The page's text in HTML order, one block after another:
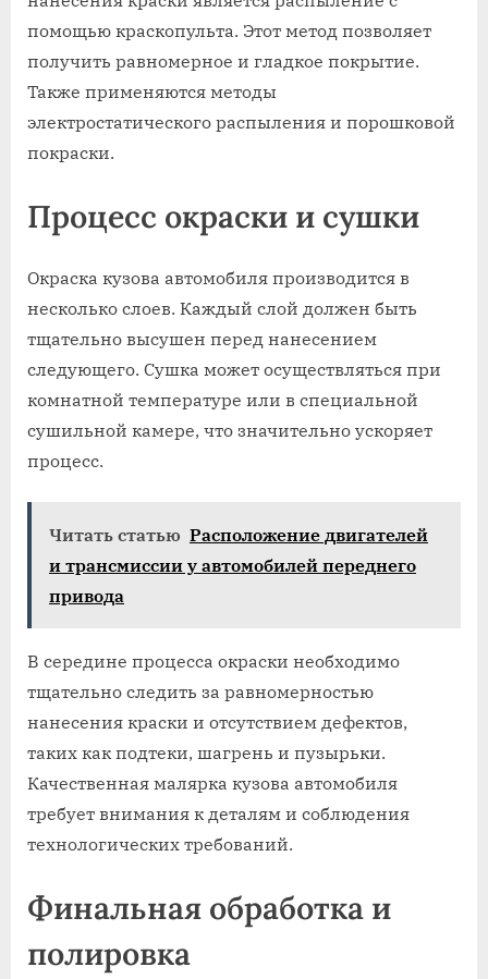
помощью краскопульта. Этот метод позволяет
получить равномерное и гладкое покрытие.
Также применяются методы
электростатического распыления и порошковой
покраски.
Процесс окраски и сушки
Окраска кузова автомобиля производится в
несколько слоев. Каждый слой должен быть
тщательно высушен перед нанесением
следующего. Сушка может осуществляться при
комнатной температуре или в специальной
сушильной камере, что значительно ускоряет
процесс.
Читать статью Расположение двигателей
и трансмиссии у автомобилей переднего
привода
В середине процесса окраски необходимо
тщательно следить за равномерностью
нанесения краски и отсутствием дефектов,
таких как подтеки, шагрень и пузырьки.
Качественная малярка кузова автомобиля
требует внимания к деталям и соблюдения
технологических требований.
Финальная обработка и
полировка